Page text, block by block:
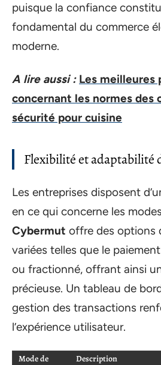
puisque la confiance
fondamental du commerce
moderne.
A lire aussi : Les meilleures
concernant les normes des
sécurité pour cuisine
Flexibilité et adaptabilité
Les entreprises disposent
en ce qui concerne les
Cybermut offre des options
variées telles que le
ou fractionné, offrant ainsi
précieuse. Un tableau de
gestion des transactions
l’expérience utilisateur.
Mode de
Description